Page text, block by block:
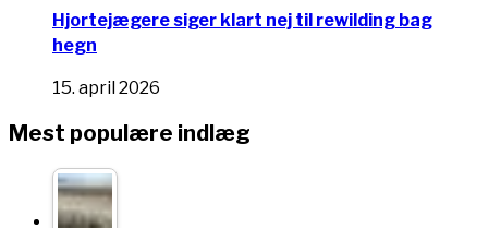
Hjortejægere siger klart nej til rewilding bag
hegn
15. april 2026
Mest populære indlæg